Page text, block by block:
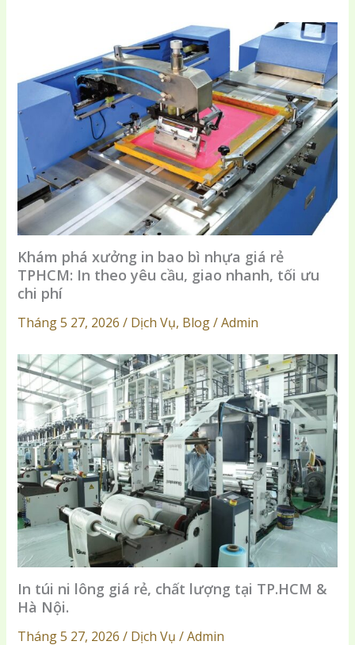
Khám phá xưởng in bao bì nhựa giá rẻ
TPHCM: In theo yêu cầu, giao nhanh, tối ưu
chi phí
Tháng 5 27, 2026 / Dịch Vụ, Blog / Admin
In túi ni lông giá rẻ, chất lượng tại TP.HCM &
Hà Nội.
Tháng 5 27, 2026 / Dịch Vụ / Admin